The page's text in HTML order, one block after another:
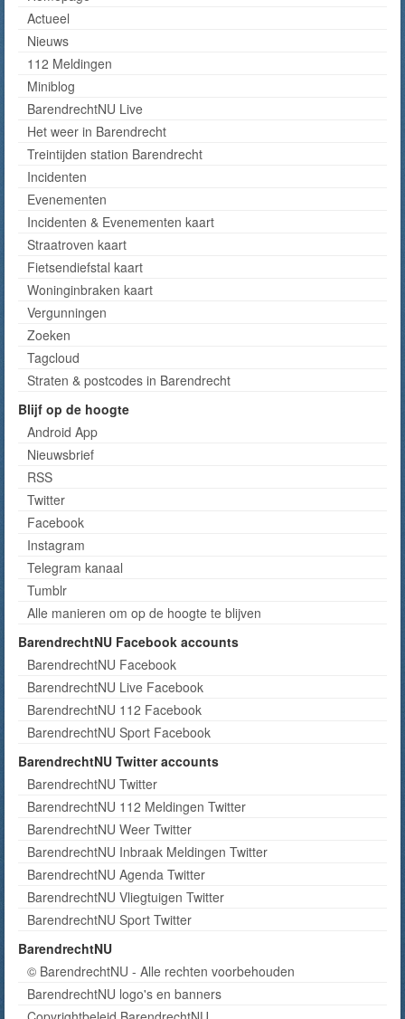
Actueel
Nieuws
112 Meldingen
Miniblog
BarendrechtNU Live
Het weer in Barendrecht
Treintijden station Barendrecht
Incidenten
Evenementen
Incidenten & Evenementen kaart
Straatroven kaart
Fietsendiefstal kaart
Woninginbraken kaart
Vergunningen
Zoeken
Tagcloud
Straten & postcodes in Barendrecht
Blijf op de hoogte
Android App
Nieuwsbrief
RSS
Twitter
Facebook
Instagram
Telegram kanaal
Tumblr
Alle manieren om op de hoogte te blijven
BarendrechtNU Facebook accounts
BarendrechtNU Facebook
BarendrechtNU Live Facebook
BarendrechtNU 112 Facebook
BarendrechtNU Sport Facebook
BarendrechtNU Twitter accounts
BarendrechtNU Twitter
BarendrechtNU 112 Meldingen Twitter
BarendrechtNU Weer Twitter
BarendrechtNU Inbraak Meldingen Twitter
BarendrechtNU Agenda Twitter
BarendrechtNU Vliegtuigen Twitter
BarendrechtNU Sport Twitter
BarendrechtNU
© BarendrechtNU - Alle rechten voorbehouden
BarendrechtNU logo's en banners